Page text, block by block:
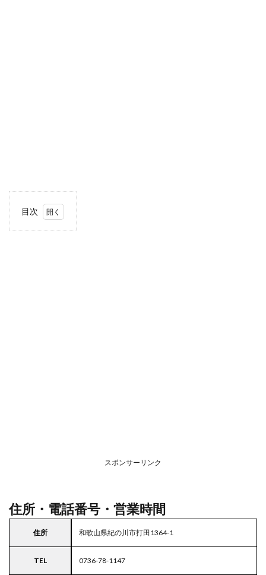
目次
スポンサーリンク
住所・電話番号・営業時間
住所 和歌山県紀の川市打田1364-1
TEL 0736-78-1147